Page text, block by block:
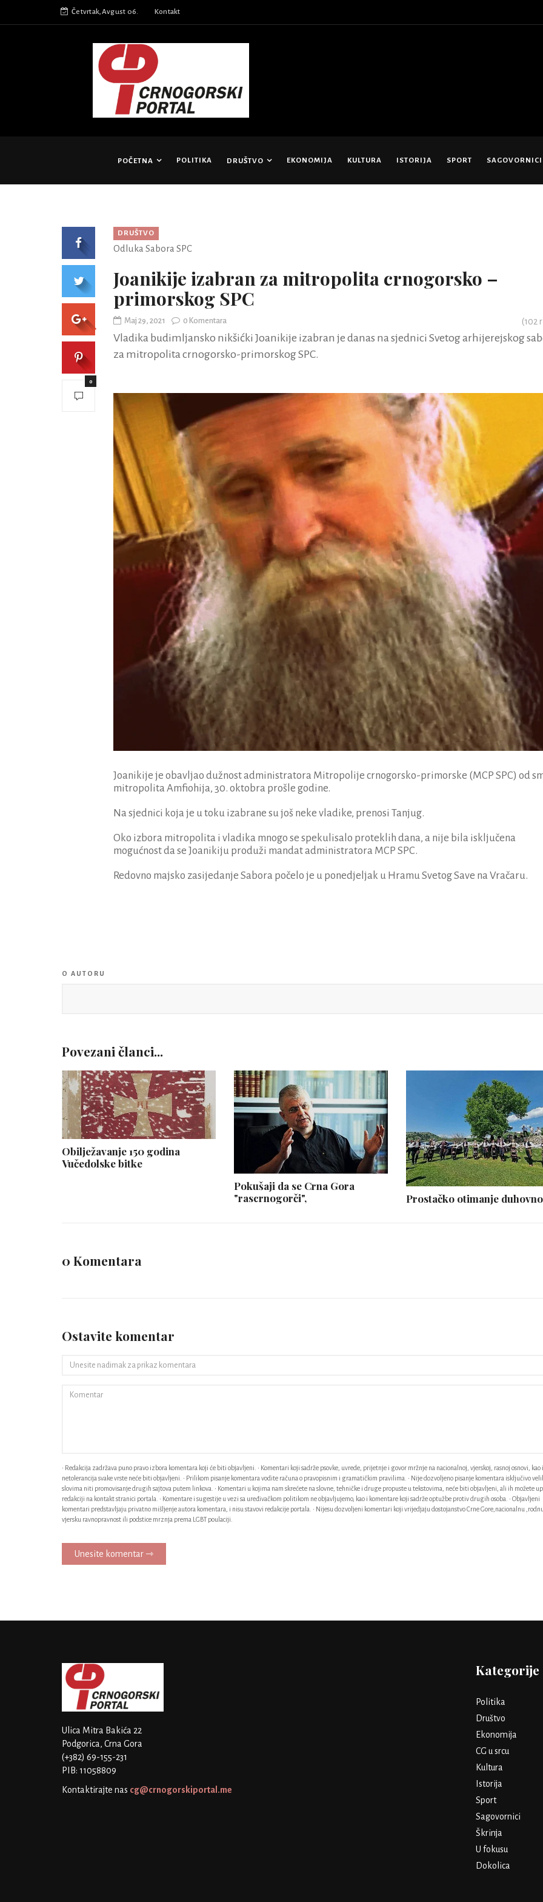
Četvrtak,Avgust 06. Kontakt
POČETNA POLITIKA DRUŠTVO EKONOMIJA KULTURA ISTORIJA SPORT SAGOVORNICI
DRUŠTVO
Odluka Sabora SPC
Joanikije izabran za mitropolita crnogorsko –
primorskog SPC
Maj 29, 2021 0 Komentara (102
Vladika budimljansko nikšićki Joanikije izabran je danas na sjednici Svetog arhijerejskog
za mitropolita crnogorsko-primorskog SPC.
Joanikije je obavljao dužnost administratora Mitropolije crnogorsko-primorske (MCP SPC) od
mitropolita Amfiohija, 30. oktobra prošle godine.
Na sjednici koja je u toku izabrane su još neke vladike, prenosi Tanjug.
Oko izbora mitropolita i vladika mnogo se spekulisalo proteklih dana, a nije bila isključena
mogućnost da se Joanikiju produži mandat administratora MCP SPC.
Redovno majsko zasijedanje Sabora počelo je u ponedjeljak u Hramu Svetog Save na Vračaru.
0
O AUTORU
Povezani članci...
Obilježavanje 150 godina
Vučedolske bitke
Pokušaji da se Crna Gora
"rascrnogorči",
Prostačko otimanje
0 Komentara
Ostavite komentar
• Redakcija zadržava puno pravo izbora komentara koji će biti objavljeni. • Komentari koji sadrže psovke, uvrede, prijetnje i govor mržnje na nacionalnoj, vjerskoj, rasnoj osnovi, kao i
netolerancija svake vrste neće biti objavljeni. • Prilikom pisanje komentara vodite računa o pravopisnim i gramatičkim pravilima. • Nije dozvoljeno pisanje komentara isključivo
slovima niti promovisanje drugih sajtova putem linkova. • Komentari u kojima nam skrećete na slovne, tehničke i druge propuste u tekstovima, neće biti objavljeni, ali ih možete
redakciji na kontakt stranici portala. • Komentare i sugestije u vezi sa uređivačkom politikom ne objavljujemo, kao i komentare koji sadrže optužbe protiv drugih osoba. • Objavljeni
komentari predstavljaju privatno mišljenje autora komentara, i nisu stavovi redakcije portala. • Nijesu dozvoljeni komentari koji vrijedjaju dostojanstvo Crne Gore,nacionalnu
vjersku ravnopravnost ili podstice mrznja prema LGBT poulaciji.
Unesite komentar ⇾
Ulica Mitra Bakića 22
Podgorica, Crna Gora
(+382) 69-155-231
PIB: 11058809
Kontaktirajte nas cg@crnogorskiportal.me
Kategorije
Politika
Društvo
Ekonomija
CG u srcu
Kultura
Istorija
Sport
Sagovornici
Škrinja
U fokusu
Dokolica